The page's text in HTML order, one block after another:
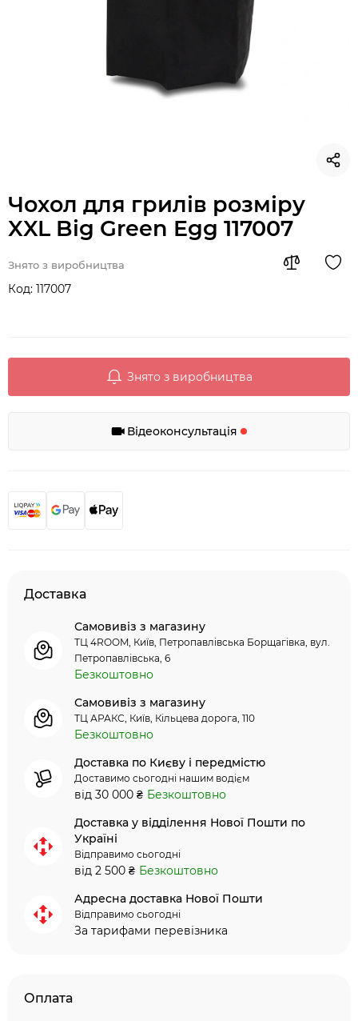
Чохол для грилів розміру
XXL Big Green Egg 117007
Знято з виробництва
Код: 117007
Знято з виробництва
Відеоконсультація
Доставка
Самовивіз з магазину
ТЦ 4ROOM, Київ, Петропавлівська Борщагівка, вул.
Петропавлівська, 6
Безкоштовно
Самовивіз з магазину
ТЦ АРАКС, Київ, Кільцева дорога, 110
Безкоштовно
Доставка по Києву і передмістю
Доставимо сьогодні нашим водієм
від 30 000 ₴ Безкоштовно
Доставка у відділення Нової Пошти по
Україні
Відправимо сьогодні
від 2 500 ₴ Безкоштовно
Адресна доставка Нової Пошти
Відправимо сьогодні
За тарифами перевізника
Оплата